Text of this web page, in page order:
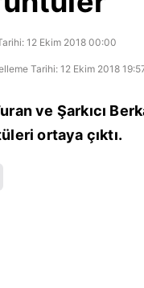
12 Ekim 2018 00:00
Tarihi: 12 Ekim 2018
ve Şarkıcı
ortaya çıktı.